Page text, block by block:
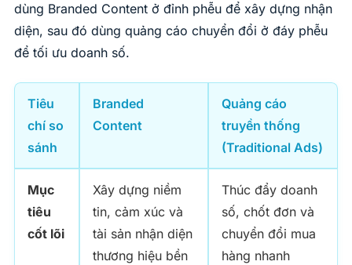
dùng Branded Content ở đỉnh phễu để xây dựng nhận
diện, sau đó dùng quảng cáo chuyển đổi ở đáy phễu
để tối ưu doanh số.
Tiêu
chí so
sánh
Branded
Content
Quảng cáo
truyền thống
(Traditional Ads)
Mục
tiêu
cốt lõi
Xây dựng niềm
tin, cảm xúc và
tài sản nhận diện
thương hiệu bền
Thúc đẩy doanh
số, chốt đơn và
chuyển đổi mua
hàng nhanh